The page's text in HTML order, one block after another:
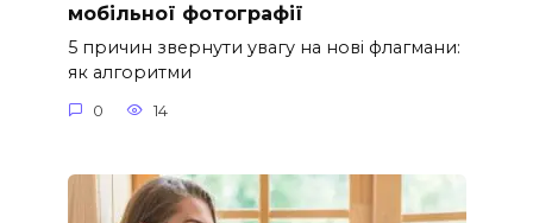
мобільної фотографії
5 причин звернути увагу на нові флагмани:
як алгоритми
0 14